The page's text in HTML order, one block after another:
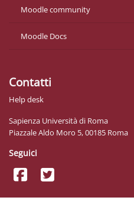
Moodle community
Moodle Docs
Contatti
Help desk
Sapienza Università di Roma
Piazzale Aldo Moro 5, 00185 Roma
Seguici